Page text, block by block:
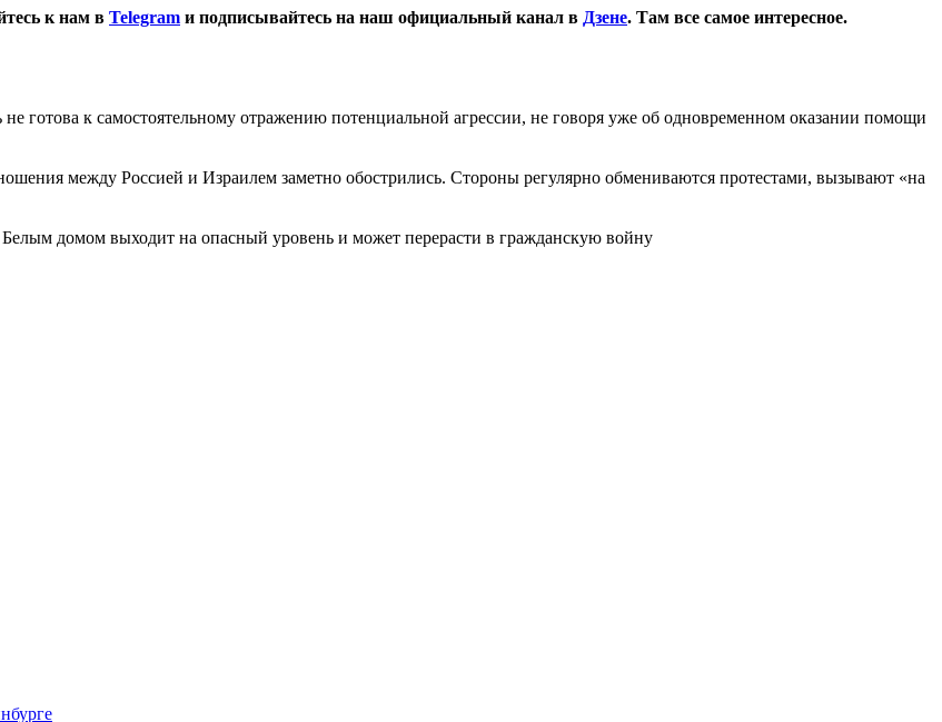
к нам в Telegram и подписывайтесь на наш официальный канал в Дзене. Там все самое интересное.
не готова к самостоятельному отражению потенциальной агрессии, не говоря уже об одновременном оказании помощи
между Россией и Израилем заметно обострились. Стороны регулярно обмениваются протестами, вызывают «на
домом выходит на опасный уровень и может перерасти в гражданскую войну